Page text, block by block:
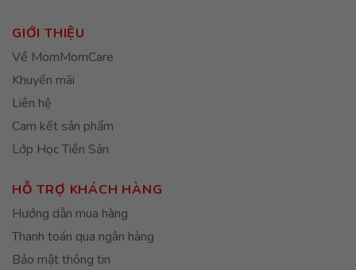
GIỚI THIỆU
Về MomMomCare
Khuyến mãi
Liên hệ
Cam kết sản phẩm
Lớp Học Tiền Sản
HỖ TRỢ KHÁCH HÀNG
Hướng dẫn mua hàng
Thanh toán qua ngân hàng
Bảo mật thông tin